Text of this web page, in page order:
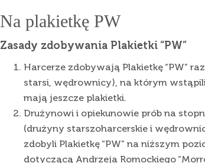
Na plakietkę PW
Zasady zdobywania Plakietki “PW”
Harcerze zdobywają Plakietkę “PW”
starsi, wędrownicy), na którym
mają jeszcze plakietki.
Drużynowi i opiekunowie prób na
(drużyny starszoharcerskie i
zdobyli Plakietkę “PW” na niższym
dotyczącą Andrzeja Romockiego